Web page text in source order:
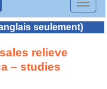
Toggle
seulement)
relieve
– studies